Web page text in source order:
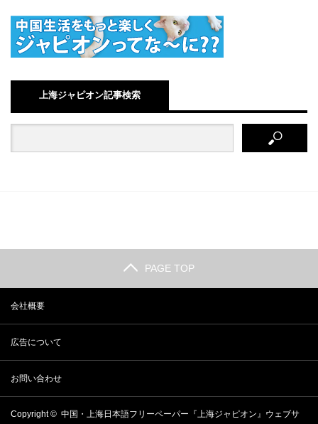
上海ジャピオン記事検索
PAGE TOP
会社概要
広告について
お問い合わせ
Copyright © 中国・上海日本語フリーペーパー『上海ジャピオン』ウェブサ